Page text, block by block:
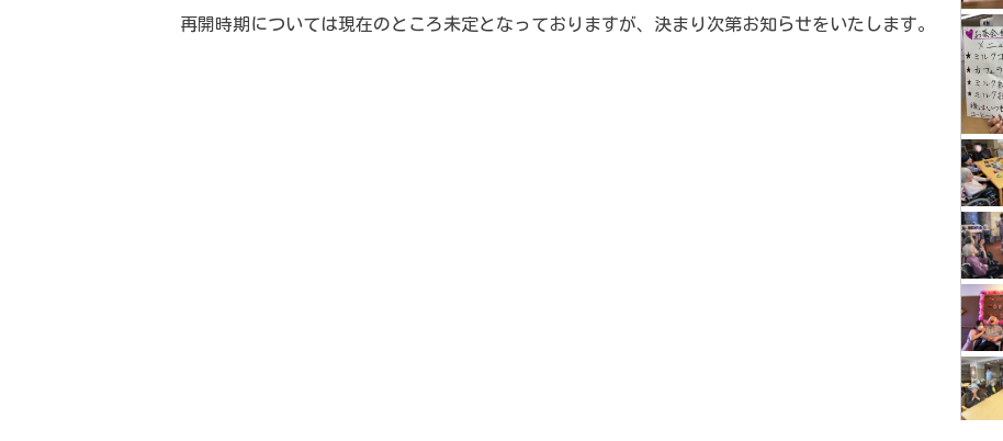
再開時期については現在のところ未定となっておりますが、決まり次第お知らせをいたします。